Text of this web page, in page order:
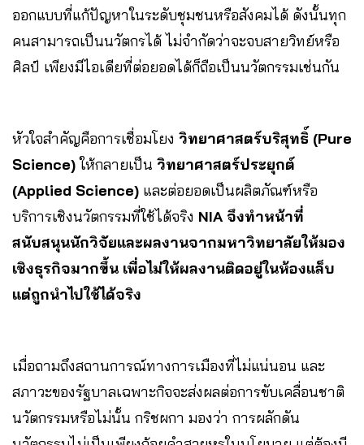
ออกแบบที่แก้ปัญหาในระดับชุมชนหรือสังคมได้ ดังนั้นทุก
คนสามารถเป็นนวัตกรได้ ไม่จำกัดว่าจะจบสายวิทย์หรือ
ศิลป์ เพียงมีไอเดียที่ต่อยอดได้ก็ถือเป็นนวัตกรรมเช่นกัน
หัวใจสำคัญคือการเชื่อมโยง วิทยาศาสตร์บริสุทธิ์ (Pure
Science)ให้กลายเป็น วิทยาศาสตร์ประยุกต์
(Applied Science) และต่อยอดเป็นผลิตภัณฑ์หรือ
บริการเชิงนวัตกรรมที่ใช้ได้จริง NIA จึงทำหน้าที่
สนับสนุนนักวิจัยและผลงานจากมหาวิทยาลัยให้มอง
เชิงธุรกิจมากขึ้น เพื่อไม่ให้ผลงานติดอยู่ในห้องแล็บ
แต่ถูกนำไปใช้ได้จริง
เมื่อถามถึงสถานการณ์ทางการเมืองที่ไม่แน่นอน และ
สภาวะของรัฐบาลเฉพาะกิจจะส่งผลต่อการขับเคลื่อนชาติ
นวัตกรรมหรือไม่นั้น กริชผกา มองว่า การผลักดัน